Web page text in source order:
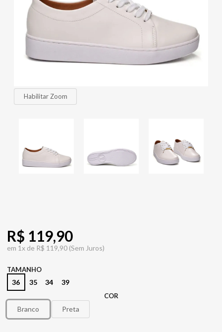
Habilitar Zoom
R$ 119,90
em 1x de R$ 119,90 (Sem Juros)
TAMANHO
36 35 34 39
COR
Branco Preta